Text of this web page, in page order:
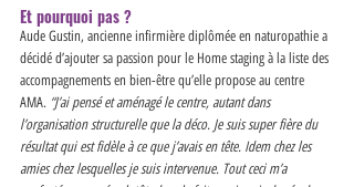
Et pourquoi pas ?
Aude Gustin, ancienne infirmière diplômée en naturopathie a
décidé d’ajouter sa passion pour le Home staging à la liste des
accompagnements en bien-être qu’elle propose au centre
AMA. “J’ai pensé et aménagé le centre, autant dans
l’organisation structurelle que la déco. Je suis super fière du
résultat qui est fidèle à ce que j’avais en tête. Idem chez les
amies chez lesquelles je suis intervenue. Tout ceci m’a